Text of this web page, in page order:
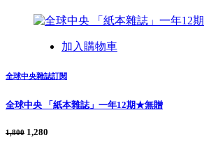
加入購物車
全球中央雜誌訂閱
全球中央 「紙本雜誌」一年12期★無贈
1,800 1,280